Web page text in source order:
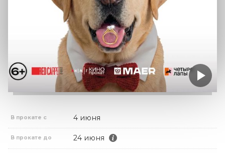
В прокате с 4 июня
В прокате до 24 июня